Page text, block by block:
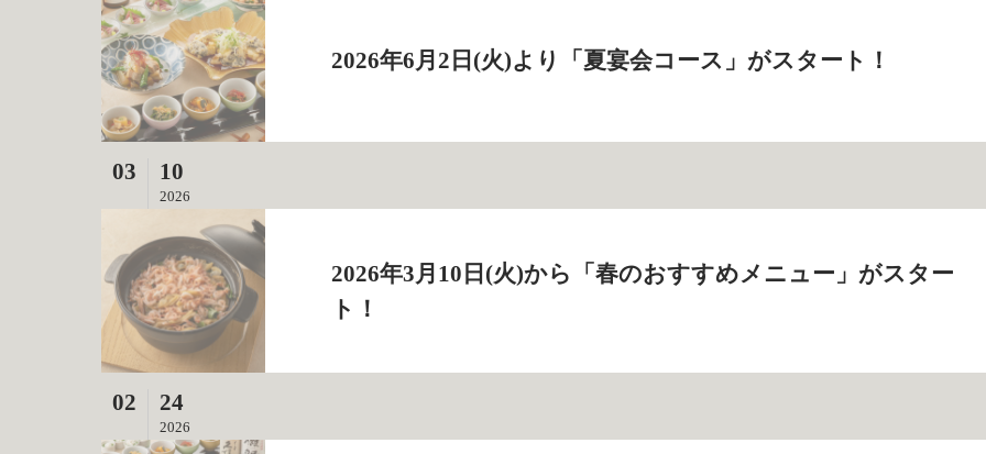
2026年6月2日(火)より「夏宴会コース」がスタート！
03 10
2026
2026年3月10日(火)から「春のおすすめメニュー」がスター
ト！
02 24
2026